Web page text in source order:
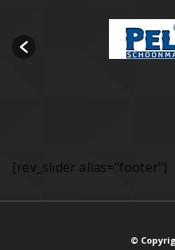
[rev_slider alias="footer"]
©